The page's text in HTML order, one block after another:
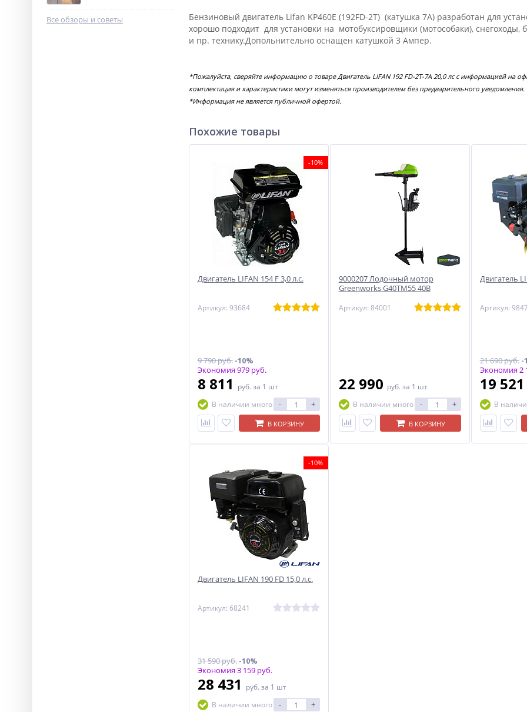
Все обзоры и советы
Бензиновый двигатель Lifan KP460E (192FD-2T) (катушка 7А) разработан для
хорошо подходит для установки на мотобуксировщики (мотособаки), снегоходы,
и пр. технику.Допольнительно оснащен катушкой 3 Ампер.
*Пожалуйста, сверяйте информацию о товаре Двигатель LIFAN 192 FD-2Т-7А 20,0 лс с информацией на
комплектация и характеристики могут изменяться производителем без предварительного уведомления.
*Информация не является публичной офертой.
Похожие товары
-10%
Двигатель LIFAN 154 F 3,0 л.с.
Артикул: 93684
9 790 руб.-10%
Экономия 979 руб.
8 811 руб. за 1 шт
В наличии много
- +
В КОРЗИНУ
9000207 Лодочный мотор
Greenworks G40TM55 40В
Артикул: 84001
22 990 руб. за 1 шт
В наличии много
- +
В КОРЗИНУ
Двигатель
Артикул:
21 690 руб.-
Экономия 2
19
В
-10%
Двигатель LIFAN 190 FD 15,0 л.с.
Артикул: 68241
31 590 руб.-10%
Экономия 3 159 руб.
28 431 руб. за 1 шт
В наличии много
- +